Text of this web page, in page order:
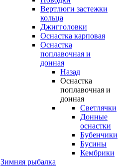
Вертлюги застежки
кольца
Джигголовки
Оснастка карповая
Оснастка
поплавочная и
донная
Назад
Оснастка
поплавочная и
донная
Светлячки
Донные
оснастки
Бубенчики
Бусины
Кембрики
Зимняя рыбалка